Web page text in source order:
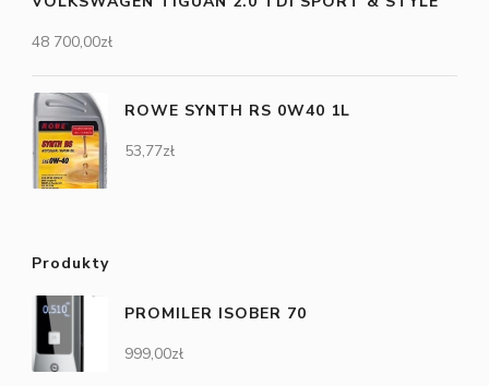
48 700,00zł
ROWE SYNTH RS 0W40 1L
53,77zł
Produkty
PROMILER ISOBER 70
999,00zł